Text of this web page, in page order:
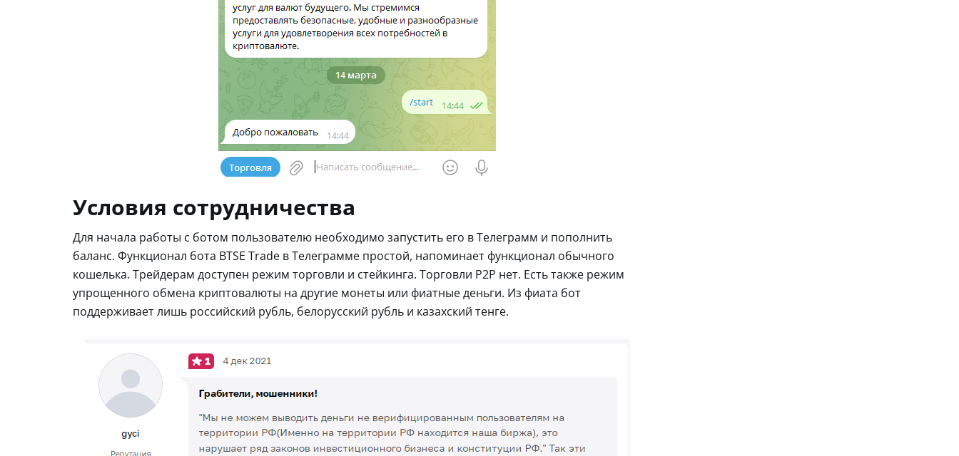
Условия сотрудничества
Для начала работы с ботом пользователю необходимо запустить его в Телеграмм и пополнить
баланс. Функционал бота BTSE Trade в Телеграмме простой, напоминает функционал обычного
кошелька. Трейдерам доступен режим торговли и стейкинга. Торговли Р2Р нет. Есть также режим
упрощенного обмена криптовалюты на другие монеты или фиатные деньги. Из фиата бот
поддерживает лишь российский рубль, белорусский рубль и казахский тенге.